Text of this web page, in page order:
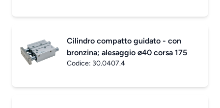
Cilindro compatto guidato - con
bronzina; alesaggio ø40 corsa 175
Codice: 30.0407.4